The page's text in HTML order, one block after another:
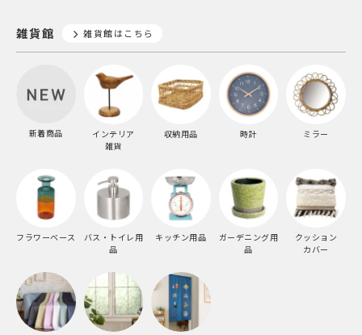
雑貨館 雑貨館はこちら
新着商品
インテリア
雑貨
収納用品 時計 ミラー
フラワーベース
バス・トイレ用
品
キッチン用品
ガーデニング用
品
クッション
カバー